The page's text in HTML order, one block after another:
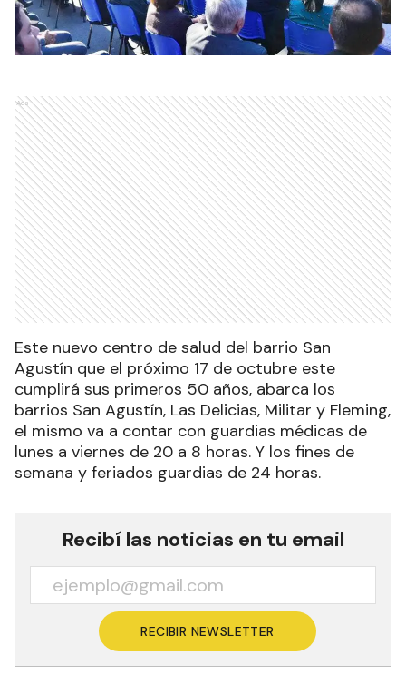
Ads
Este nuevo centro de salud del barrio San
Agustín que el próximo 17 de octubre este
cumplirá sus primeros 50 años, abarca los
barrios San Agustín, Las Delicias, Militar y Fleming,
el mismo va a contar con guardias médicas de
lunes a viernes de 20 a 8 horas. Y los fines de
semana y feriados guardias de 24 horas.
Recibí las noticias en tu email
RECIBIR NEWSLETTER